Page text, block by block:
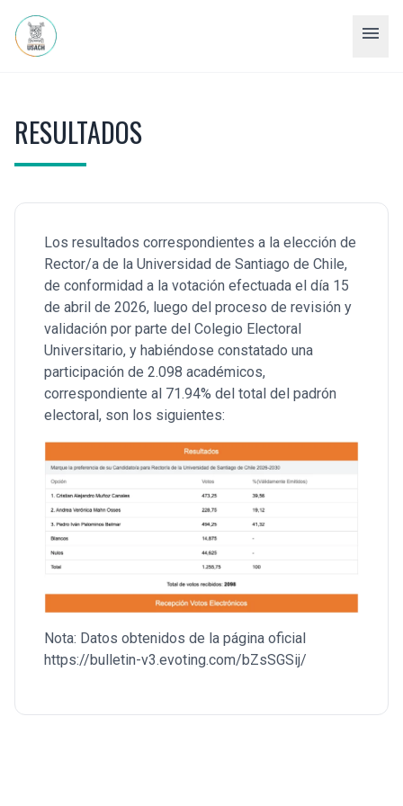
menu
RESULTADOS
Los resultados correspondientes a la elección de
Rector/a de la Universidad de Santiago de Chile,
de conformidad a la votación efectuada el día 15
de abril de 2026, luego del proceso de revisión y
validación por parte del Colegio Electoral
Universitario, y habiéndose constatado una
participación de 2.098 académicos,
correspondiente al 71.94% del total del padrón
electoral, son los siguientes:
Nota: Datos obtenidos de la página oficial
https://bulletin-v3.evoting.com/bZsSGSij/